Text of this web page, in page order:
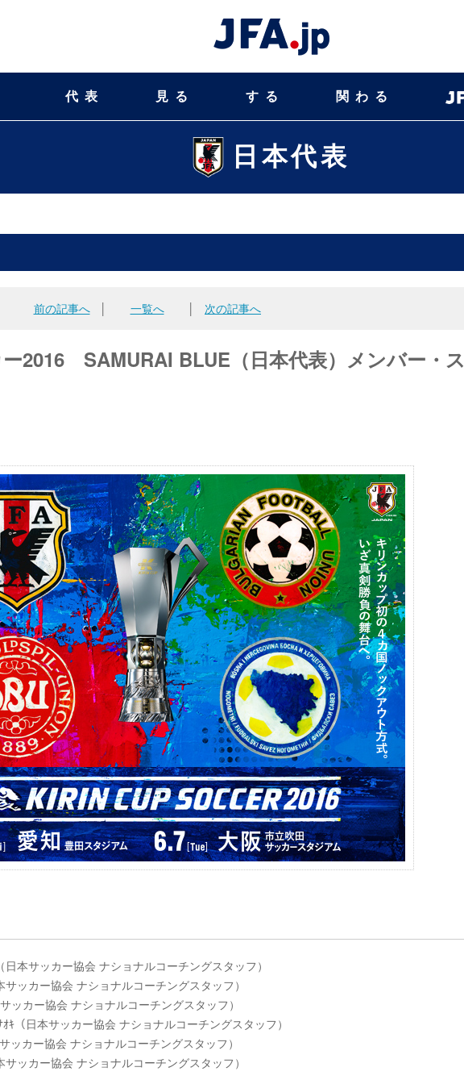
代表 見る する 関わる
日本代表
前の記事へ│ 一覧へ 次の記事へ
2016 SAMURAI BLUE（日本代表）メンバー・ス
本サッカー協会 ナショナルコーチングスタッフ）
ッカー協会 ナショナルコーチングスタッフ）
ッカー協会 ナショナルコーチングスタッフ）
（日本サッカー協会 ナショナルコーチングスタッフ）
ッカー協会 ナショナルコーチングスタッフ）
ッカー協会 ナショナルコーチングスタッフ）